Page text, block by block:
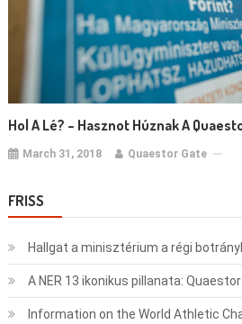
Hol A Lé? – Hasznot Húznak A
March 31, 2018 Quaestor Gate
FRISS
Hallgat a minisztérium a régi
A NER 13 ikonikus pillanata:
Information on the World Athletic